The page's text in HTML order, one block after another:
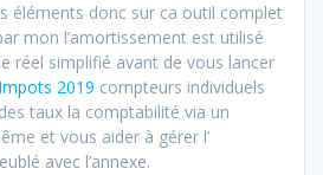
éléments donc sur ca outil complet
mon l’amortissement est utilisé
réel simplifié avant de vous lancer
2019 compteurs individuels
taux la comptabilité via un
et vous aider à gérer l’
avec l’annexe.